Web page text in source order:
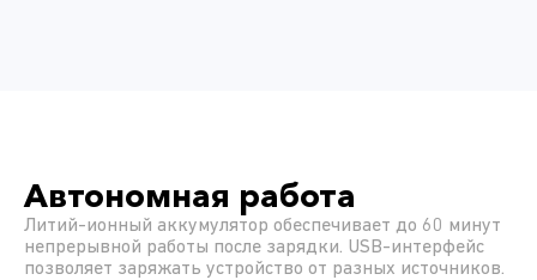
Автономная работа
Литий-ионный аккумулятор обеспечивает до 60 минут
непрерывной работы после зарядки. USB-интерфейс
позволяет заряжать устройство от разных источников.